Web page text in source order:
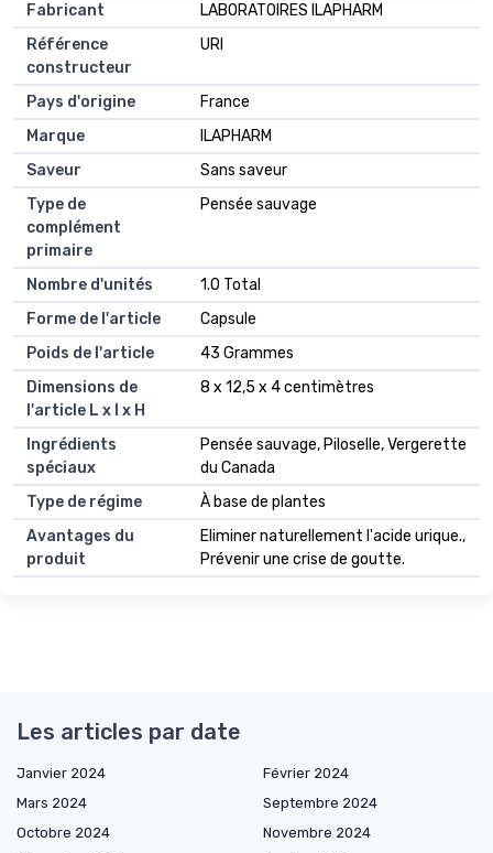
Fabricant
LABORATOIRES ILAPHARM
Référence
constructeur
URI
Pays d'origine
France
Marque
ILAPHARM
Saveur
Sans saveur
Type de
complément
primaire
Pensée sauvage
Nombre d'unités
1.0 Total
Forme de l'article
Capsule
Poids de l'article
43 Grammes
Dimensions de
l'article L x l x H
8 x 12,5 x 4 centimètres
Ingrédients
spéciaux
Pensée sauvage, Piloselle, Vergerette
du Canada
Type de régime
À base de plantes
Avantages du
produit
Eliminer naturellement l'acide urique.,
Prévenir une crise de goutte.
Les articles par date
Janvier 2024
Février 2024
Mars 2024
Septembre 2024
Octobre 2024
Novembre 2024